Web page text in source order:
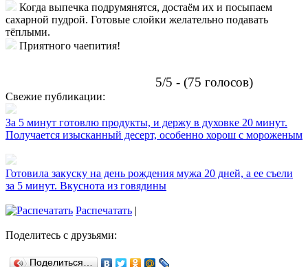
Когда выпечка подрумянятся, достаём их и посыпаем
сахарной пудрой. Готовые слойки желательно подавать
тёплыми.
Приятного чаепития!
5/5 - (75 голосов)
Свежие публикации:
За 5 минут готовлю продукты, и держу в духовке 20 минут.
Получается изысканный десерт, особенно хорош с мороженым
Готовила закуску на день рождения мужа 20 дней, а ее съели
за 5 минут. Вкуснота из говядины
Распечатать |
Поделитесь с друзьями:
Поделиться…